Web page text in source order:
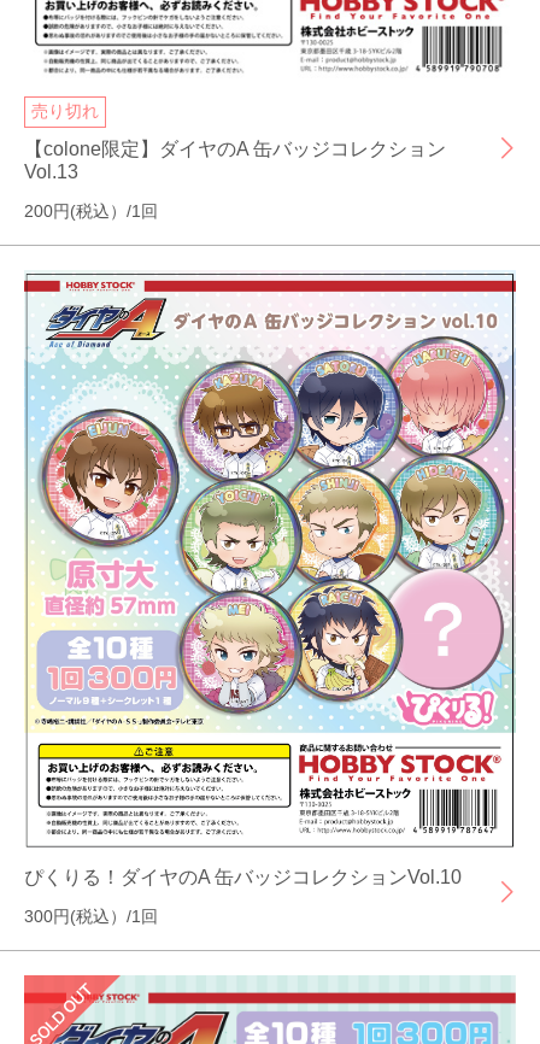
売り切れ
【colone限定】ダイヤのA 缶バッジコレクション
Vol.13
200円(税込）/1回
ぴくりる！ダイヤのA 缶バッジコレクションVol.10
300円(税込）/1回